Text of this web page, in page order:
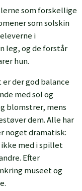
som forskellige
som solskin
i
leg, og de forstår
hun.
der god balance
med sol og
blomstrer, mens
dem. Alle har
noget dramatisk:
med i spillet
Efter
museet og